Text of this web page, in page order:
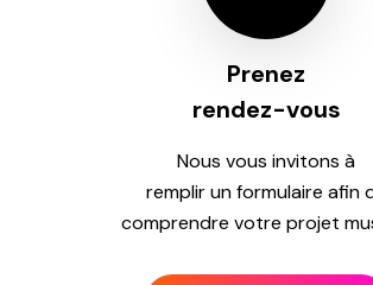
Prenez
rendez-vous
Nous vous invitons à
remplir un formulaire afin
comprendre votre projet